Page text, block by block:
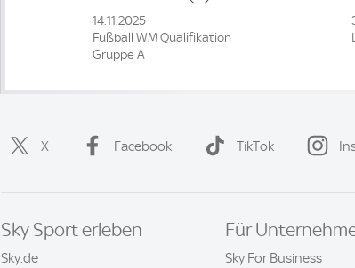
14.11.2025
Fußball WM Qualifikation
Gruppe A
X Facebook TikTok
Sky Sport erleben
Sky.de
Für
Sky For Business